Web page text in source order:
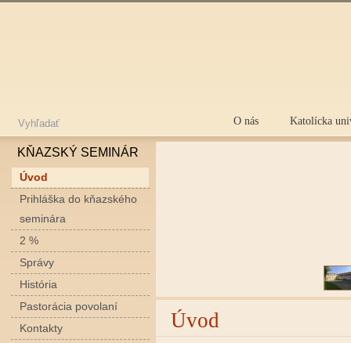
O nás Katolícka
KŇAZSKÝ SEMINÁR
Úvod
Prihláška do kňazského
seminára
2 %
Správy
História
Pastorácia povolaní
Kontakty
Úvod